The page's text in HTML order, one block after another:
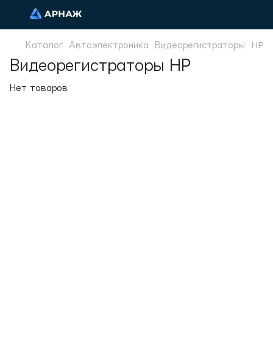
Каталог Автоэлектроника Видеорегистраторы HP
Видеорегистраторы HP
Нет товаров